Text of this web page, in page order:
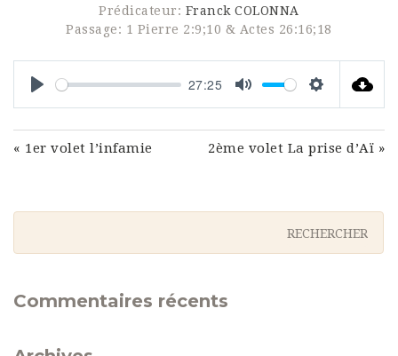
Prédicateur: Franck COLONNA
Passage: 1 Pierre 2:9;10 & Actes 26:16;18
Play
27:25
Mute Settings
« 1er volet l’infamie 2ème volet La prise d’Aï »
Commentaires récents